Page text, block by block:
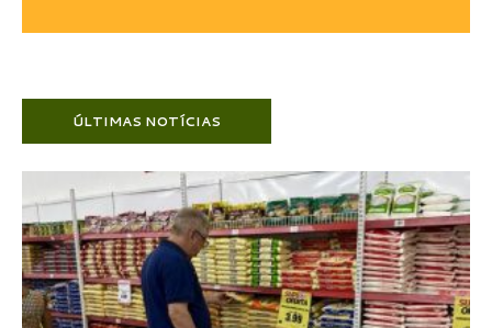
ÚLTIMAS NOTÍCIAS